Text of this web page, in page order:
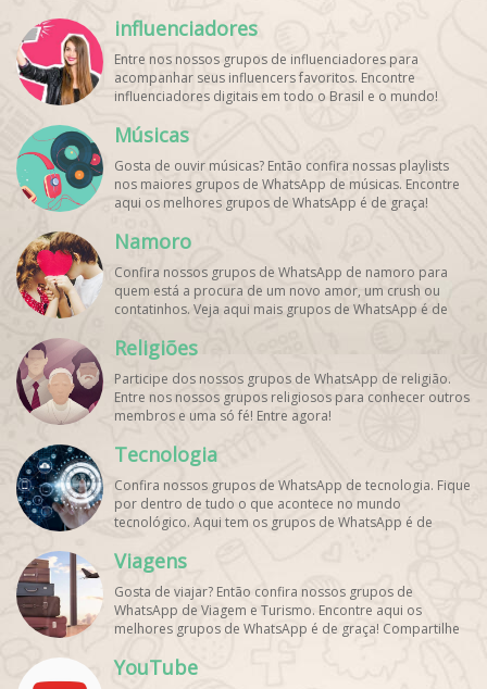
influenciadores
Entre nos nossos grupos de influenciadores para
acompanhar seus influencers favoritos. Encontre
influenciadores digitais em todo o Brasil e o mundo!
Músicas
Gosta de ouvir músicas? Então confira nossas playlists
nos maiores grupos de WhatsApp de músicas. Encontre
aqui os melhores grupos de WhatsApp é de graça!
Namoro
Confira nossos grupos de WhatsApp de namoro para
quem está a procura de um novo amor, um crush ou
contatinhos. Veja aqui mais grupos de WhatsApp é de
Religiões
Participe dos nossos grupos de WhatsApp de religião.
Entre nos nossos grupos religiosos para conhecer outros
membros e uma só fé! Entre agora!
Tecnologia
Confira nossos grupos de WhatsApp de tecnologia. Fique
por dentro de tudo o que acontece no mundo
tecnológico. Aqui tem os grupos de WhatsApp é de
Viagens
Gosta de viajar? Então confira nossos grupos de
WhatsApp de Viagem e Turismo. Encontre aqui os
melhores grupos de WhatsApp é de graça! Compartilhe
YouTube